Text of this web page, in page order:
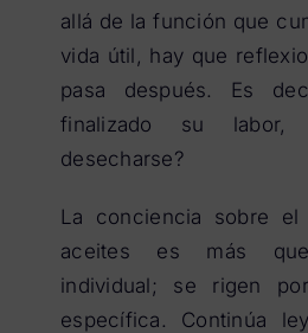
allá de la función que
vida útil, hay que
pasa después. Es
finalizado su labor,
desecharse?
La conciencia sobre
aceites es más
individual; se rigen
específica. Continúa